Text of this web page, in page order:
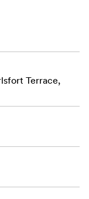
modrá
Terrace,